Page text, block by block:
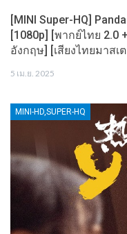
[MINI Super-HQ]
[1080p] [พากย์ไทย 2.0
อังกฤษ] [เสียงไทยมาสเ
5 เม.ย. 2025
MINI-HD,SUPER-HQ